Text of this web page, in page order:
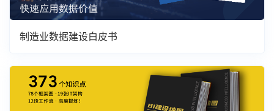
制造业数据建设白皮书